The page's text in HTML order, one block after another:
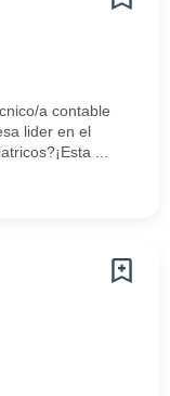
a contable
lider en el
...